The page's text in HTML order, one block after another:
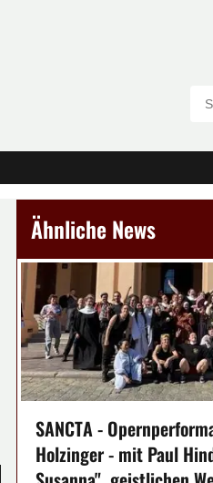
Ähnliche News
SANCTA -
Holzinger - mit Paul